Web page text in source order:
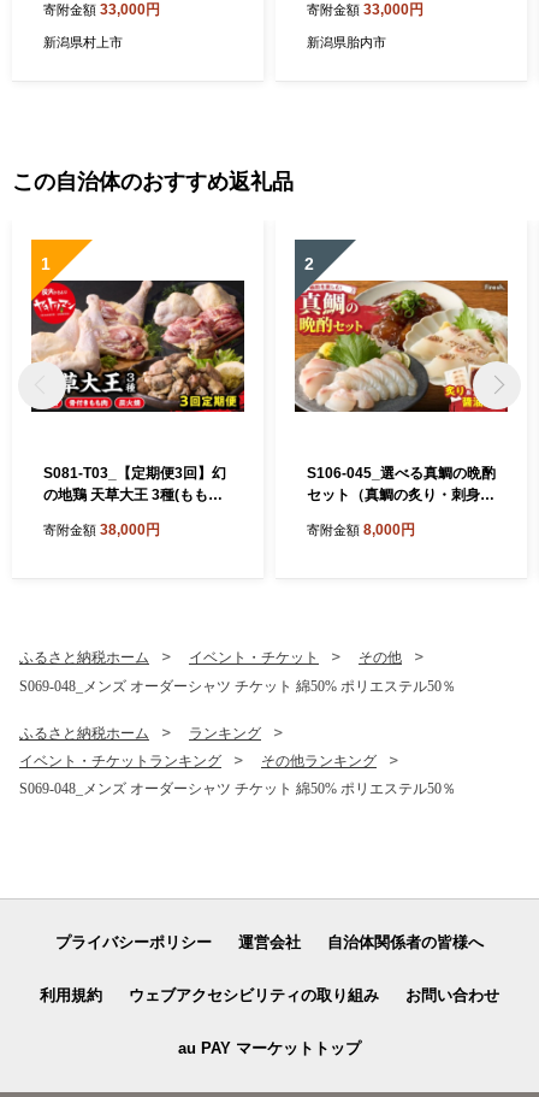
002 オーダーシャツ シャツ
オーダーメイド
寄附金額 33,000円
新潟県村上市
菱】
寄附金額 33,000円
新潟県胎内市
この自治体のおすすめ返礼品
1
S081-T03_【定期便3回】幻
の地鶏 天草大王 3種(もも
約2.3kg
寄附金額 38,000円
2
S106-045_選べる真鯛の晩酌
セット（真鯛の炙り・刺身用
寄附金額 8,000円
ふるさと納税ホーム イベント・チケット
その他
S069-048_メンズ オーダーシャツ チケット 綿50% ポリエステル50％
ふるさと納税ホーム
ランキング
イベント・チケットランキング
その他ランキング
S069-048_メンズ オーダーシャツ チケット 綿50% ポリエステル50％
プライバシーポリシー 運営会社 自治体関係者の皆様へ
利用規約 ウェブアクセシビリティの取り組み お問い合わせ
au PAY マーケットトップ